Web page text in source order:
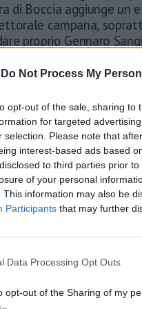
Do Not Process My
opt-out of the sale, sharing
for targeted
selection. Please note that
interest-based ads based
to third parties prior
of your personal
This information may also be
Participants that may further
Data Processing Opt Outs
opt-out of the Sharing of my
di Boccia aggiunge
campana,
proprio Gennaro
caso Boccia).
“Persone come lei
cambiare qualcosa in